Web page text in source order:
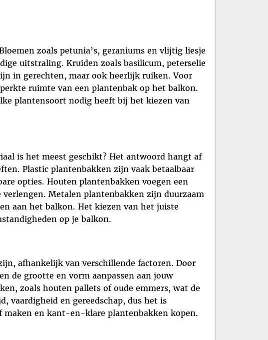
zoals petunia’s, geraniums en vlijtig liesje
uitstraling. Kruiden zoals basilicum, peterselie
in gerechten, maar ook heerlijk ruiken. Voor
ruimte van een plantenbak op het balkon.
plantensoort nodig heeft bij het kiezen van
is het meest geschikt? Het antwoord hangt af
Plastic plantenbakken zijn vaak betaalbaar
opties. Houten plantenbakken voegen een
Metalen plantenbakken zijn duurzaam
aan het balkon. Het kiezen van het juiste
op je balkon.
afhankelijk van verschillende factoren. Door
de grootte en vorm aanpassen aan jouw
zoals houten pallets of oude emmers, wat de
vaardigheid en gereedschap, dus het is
maken en kant-en-klare plantenbakken kopen.